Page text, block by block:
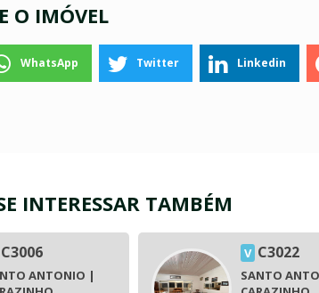
O IMÓVEL
WhatsApp Twitter Linkedin
INTERESSAR TAMBÉM
C3006
ANTONIO |
V C3022
SANTO